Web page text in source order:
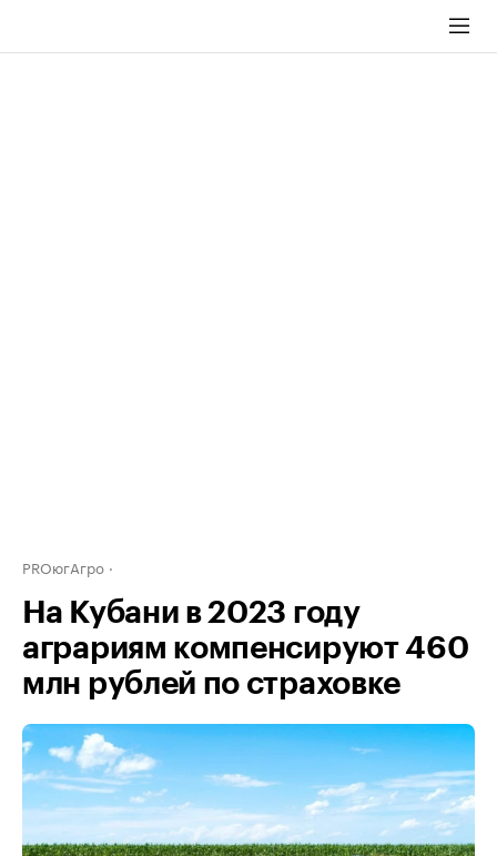
PROюгАгро
На Кубани в 2023 году
аграриям компенсируют 460
млн рублей по страховке